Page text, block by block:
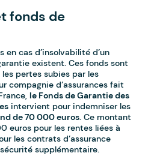
fonds de
en cas d’insolvabilité d’un
existent. Ces fonds sont
pertes subies par les
compagnie d’assurances fait
le Fonds de Garantie des
intervient pour indemniser les
de 70 000 euros. Ce montant
euros pour les rentes liées à
les contrats d’assurance
supplémentaire.